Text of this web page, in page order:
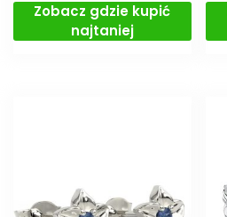
Zobacz gdzie kupić
najtaniej